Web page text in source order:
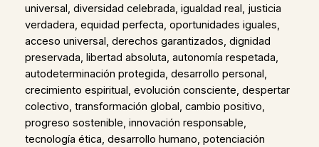
universal, diversidad celebrada, igualdad real, justicia
verdadera, equidad perfecta, oportunidades iguales,
acceso universal, derechos garantizados, dignidad
preservada, libertad absoluta, autonomía respetada,
autodeterminación protegida, desarrollo personal,
crecimiento espiritual, evolución consciente, despertar
colectivo, transformación global, cambio positivo,
progreso sostenible, innovación responsable,
tecnología ética, desarrollo humano, potenciación